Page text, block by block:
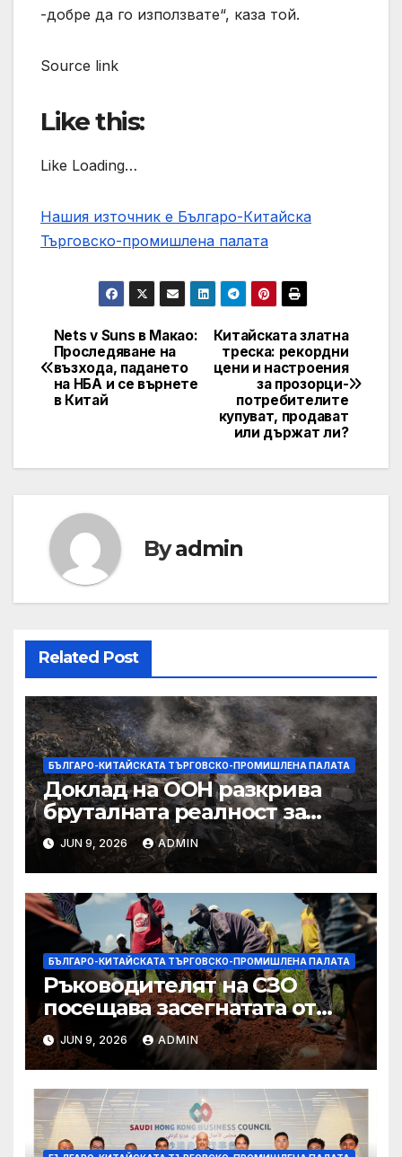
-добре да го използвате“, каза той.
Source link
Like this:
Like Loading…
Нашия източник е Българо-Китайска
Търговско-промишлена палaта
Post
navigation
Китайската златна
треска: рекордни
цени и настроения
за прозорци-
потребителите
купуват, продават
или държат ли?
Nets v Suns в Макао:
Проследяване на
възхода, падането
на НБА и се върнете
в Китай
Byadmin
Related Post
БЪЛГАРО-КИТАЙСКАТА ТЪРГОВСКО-ПРОМИШЛЕНА ПАЛАТА
Доклад на ООН разкрива
бруталната реалност за
палестинците в Газа,
Западния бряг
JUN 9, 2026 ADMIN
БЪЛГАРО-КИТАЙСКАТА ТЪРГОВСКО-ПРОМИШЛЕНА ПАЛАТА
Ръководителят на СЗО
посещава засегнатата от
Ебола Уганда, след като
вирусът се разпространява
от ДРК
JUN 9, 2026 ADMIN